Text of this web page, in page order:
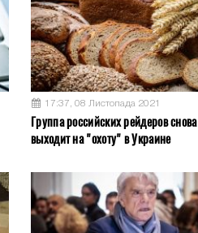
17:37, 08 Листопада 2021
Группа российских рейдеров снова
выходит на "охоту" в Украине